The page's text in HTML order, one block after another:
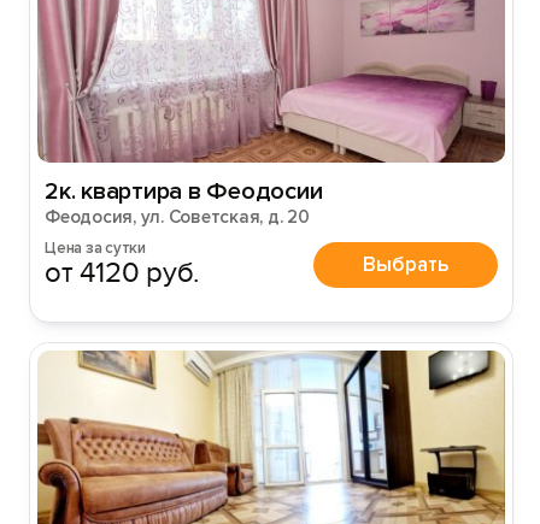
2к. квартира в Феодосии
Феодосия, ул. Советская, д. 20
Цена за сутки
от 4120 руб. Выбрать